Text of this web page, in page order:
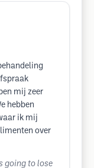
mij zeer
hebben
ik mij
over
going to lose